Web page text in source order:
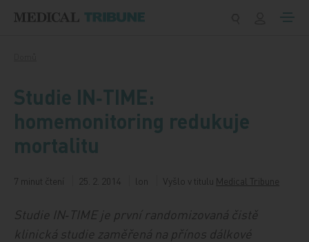
Studie IN‑TIME:
homemonitoring redukuje
mortalitu
7 minut čtení 25. 2. 2014 lon Vyšlo v titulu Medical Tribune
Studie IN‑TIME je první randomizovaná čistě
klinická studie zaměřená na přínos dálkové